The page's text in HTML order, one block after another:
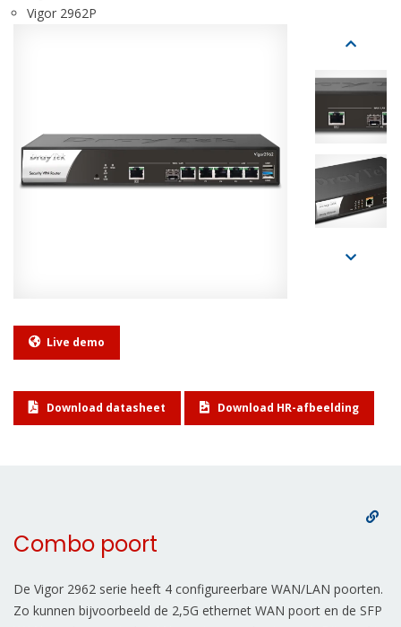
Vigor 2962P
Live demo
Download datasheet Download HR-afbeelding
Combo poort
De Vigor 2962 serie heeft 4 configureerbare WAN/LAN poorten.
Zo kunnen bijvoorbeeld de 2,5G ethernet WAN poort en de SFP